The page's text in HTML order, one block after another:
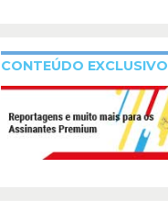
CONTEÚDO EXCLUSIVO